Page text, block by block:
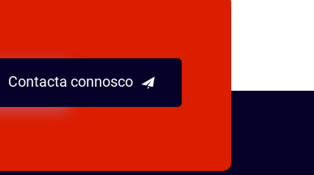
Contacta connosco